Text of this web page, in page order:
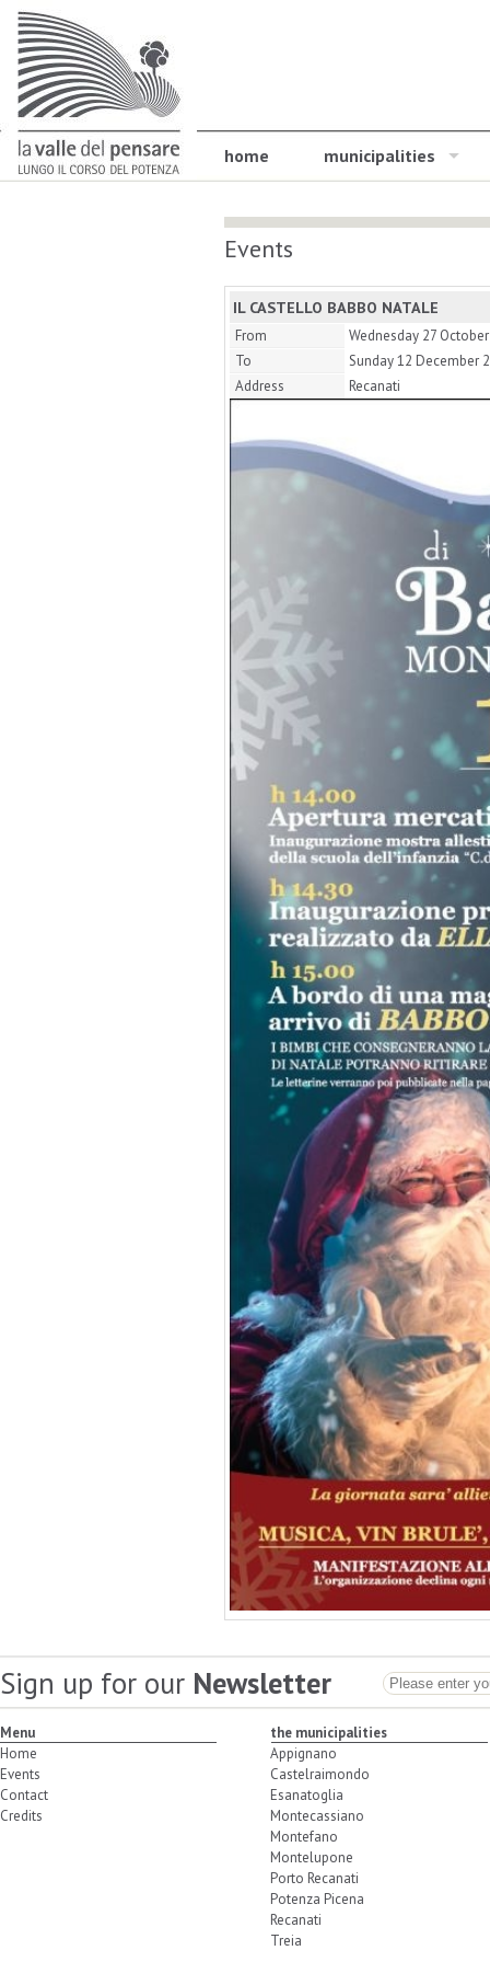
home municipalities
Events
IL CASTELLO BABBO NATALE
From
Wednesday 27
To
Sunday 12 December
Address
Recanati
Sign up for our Newsletter
Menu
Home
Events
Contact
Credits
the municipalities
Appignano
Castelraimondo
Esanatoglia
Montecassiano
Montefano
Montelupone
Porto Recanati
Potenza Picena
Recanati
Treia